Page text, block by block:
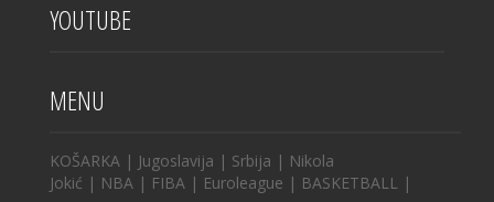
YOUTUBE
MENU
KOŠARKA | Jugoslavija | Srbija | Nikola
Jokić | NBA | FIBA | Euroleague | BASKETBALL |